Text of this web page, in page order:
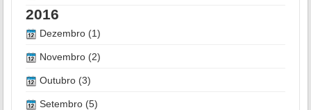
2016
Dezembro (1)
Novembro (2)
Outubro (3)
Setembro (5)